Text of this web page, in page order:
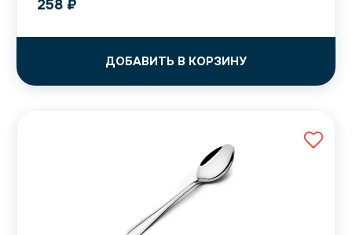
258 ₽
ДОБАВИТЬ В КОРЗИНУ